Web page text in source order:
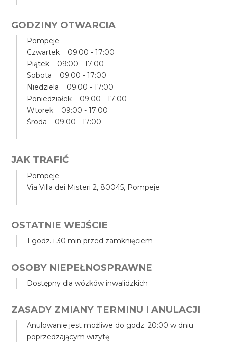
GODZINY OTWARCIA
Pompeje
Czwartek 09:00 - 17:00
Piątek 09:00 - 17:00
Sobota 09:00 - 17:00
Niedziela 09:00 - 17:00
Poniedziałek 09:00 - 17:00
Wtorek 09:00 - 17:00
Środa 09:00 - 17:00
JAK TRAFIĆ
Pompeje
Via Villa dei Misteri 2, 80045, Pompeje
OSTATNIE WEJŚCIE
1 godz. i 30 min przed zamknięciem
OSOBY NIEPEŁNOSPRAWNE
Dostępny dla wózków inwalidzkich
ZASADY ZMIANY TERMINU I ANULACJI
Anulowanie jest możliwe do godz. 20:00 w dniu
poprzedzającym wizytę.